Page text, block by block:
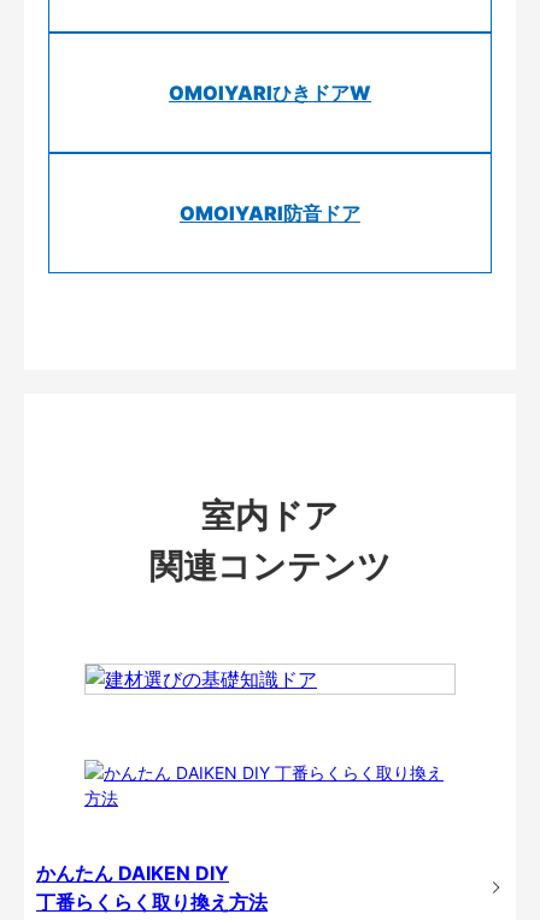
OMOIYARIひきドアW
OMOIYARI防音ドア
室内ドア
関連コンテンツ
かんたん DAIKEN DIY
丁番らくらく取り換え方法